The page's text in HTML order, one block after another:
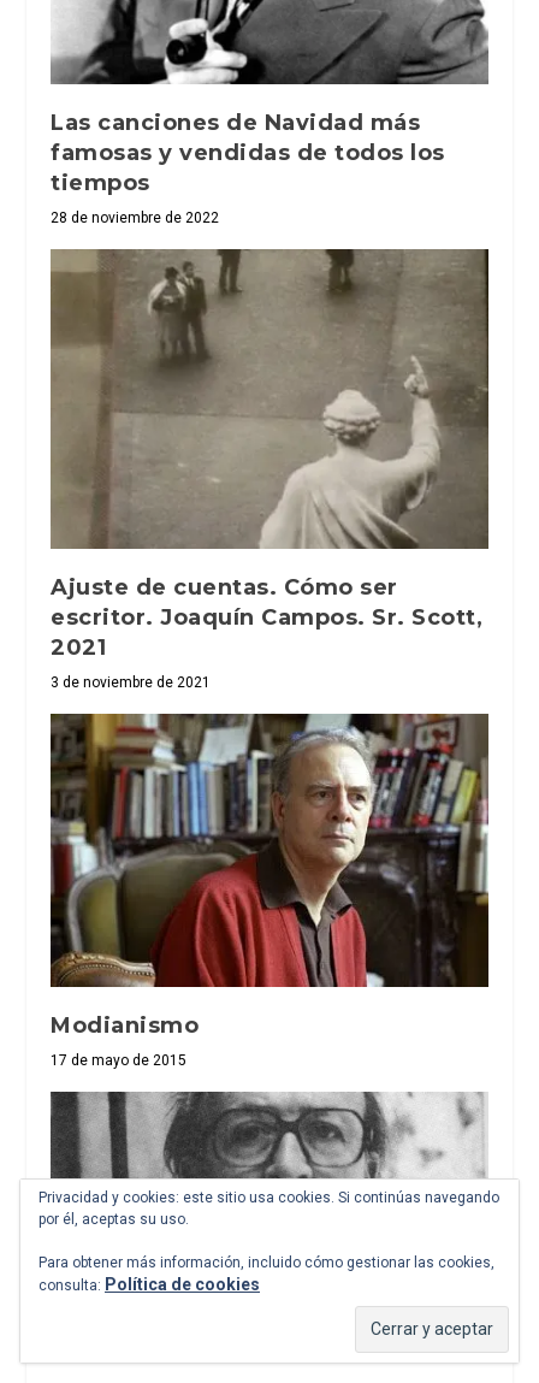
Las canciones de Navidad más
famosas y vendidas de todos los
tiempos
28 de noviembre de 2022
Ajuste de cuentas. Cómo ser
escritor. Joaquín Campos. Sr. Scott,
2021
3 de noviembre de 2021
Modianismo
17 de mayo de 2015
Privacidad y cookies: este sitio usa cookies. Si continúas navegando
por él, aceptas su uso.
Para obtener más información, incluido cómo gestionar las cookies,
consulta: Política de cookies